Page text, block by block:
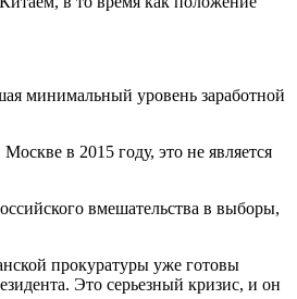
минимальный уровень заработной
в 2015 году, это не является
вмешательства в выборы,
прокуратуры уже готовы
Это серьезный кризис, и он